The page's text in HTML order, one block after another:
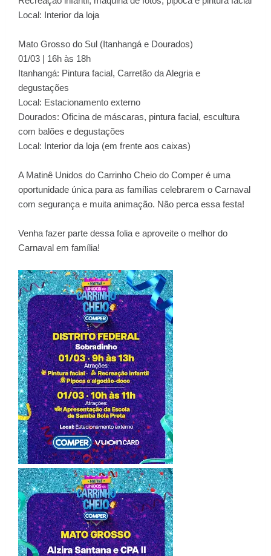
Local: Interior da loja
Mato Grosso do Sul (Itanhangá e Dourados)
01/03 | 16h às 18h
Itanhangá: Pintura facial, Carretão da Alegria e
degustações
Local: Estacionamento externo
Dourados: Oficina de máscaras, pintura facial, escultura
com balões e degustações
Local: Interior da loja (em frente aos caixas)
A Matinê Unidos do Carrinho Cheio do Comper é uma
oportunidade única para as famílias celebrarem o Carnaval
com segurança e muita animação. Não perca essa festa!
Venha fazer parte dessa folia e aproveite o melhor do
Carnaval em família!